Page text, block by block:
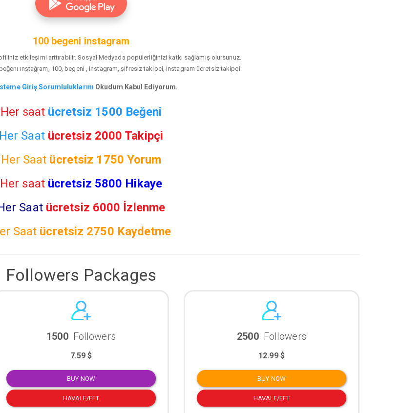
100 begeni instagram
etkileşimi arttırabilir. Sosyal Medyada popülerliğinizi katkı sağlamış olursunuz.
ınştağram, 100, begeni , instagram, şifresiz takipci, instagram ücretsiz takipçi
Giriş Sorumluluklarını Okudum Kabul Ediyorum.
Her saat ücretsiz 1500 Beğeni
Her Saat ücretsiz 2000 Takipçi
Her Saat ücretsiz 1750 Yorum
Her saat ücretsiz 5800 Hikaye
Saat ücretsiz 6000 İzlenme
Saat ücretsiz 2750 Kaydetme
Followers Packages
1500 Followers
7.59 $
BUY NOW
HAVALE/EFT
2500 Followers
12.99 $
BUY NOW
HAVALE/EFT